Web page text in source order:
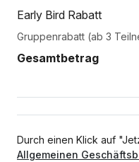
Early Bird Rabatt
Gruppenrabatt (ab 3
Gesamtbetrag
Durch einen Klick auf
Allgemeinen